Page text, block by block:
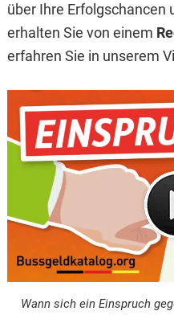
über Ihre Erfolgschancen
erhalten Sie von einem
erfahren Sie in unserem
Wann sich ein Einspruch